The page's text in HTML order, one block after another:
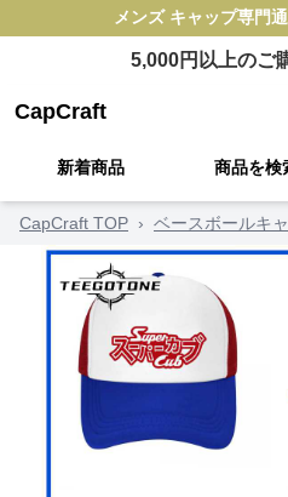
メンズ キャップ専門
5,000円以上のご
CapCraft
新着商品 商品を検
CapCraft TOP › ベースボールキ